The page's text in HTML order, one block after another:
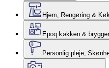
Hjem, Rengøring &
Epoq køkken &
Personlig pleje,